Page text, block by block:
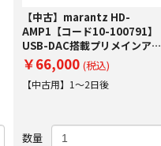
【中古】marantz HD-
AMP1【コード10-100791】
USB-DAC搭載プリメインアン
プ
￥66,000(税込)
【中古用】1～2日後
数量